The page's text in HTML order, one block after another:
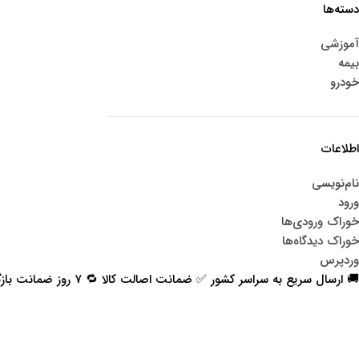
دسته‌ها
آموزشی
بیمه
خودرو
اطلاعات
نام‌نویسی
ورود
خوراک ورودی‌ها
خوراک دیدگاه‌ها
وردپرس
🚚 ارسال سریع به سراسر کشور ✅ ضمانت اصالت کالا 🔁 ۷ روز ضمانت بازگشت 📞 پشتیبانی واقعی